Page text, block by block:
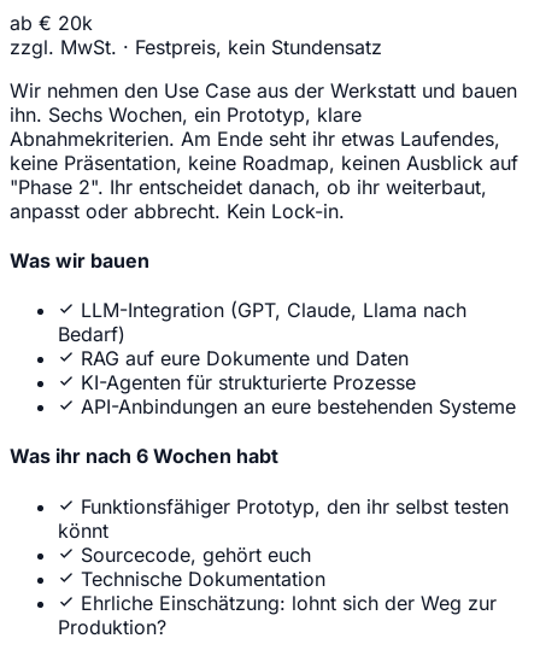
ab € 20k
zzgl. MwSt. · Festpreis, kein Stundensatz
Wir nehmen den Use Case aus der Werkstatt und bauen
ihn. Sechs Wochen, ein Prototyp, klare
Abnahmekriterien. Am Ende seht ihr etwas Laufendes,
keine Präsentation, keine Roadmap, keinen Ausblick auf
"Phase 2". Ihr entscheidet danach, ob ihr weiterbaut,
anpasst oder abbrecht. Kein Lock-in.
Was wir bauen
LLM-Integration (GPT, Claude, Llama nach
Bedarf)
RAG auf eure Dokumente und Daten
KI-Agenten für strukturierte Prozesse
API-Anbindungen an eure bestehenden Systeme
Was ihr nach 6 Wochen habt
Funktionsfähiger Prototyp, den ihr selbst testen
könnt
Sourcecode, gehört euch
Technische Dokumentation
Ehrliche Einschätzung: lohnt sich der Weg zur
Produktion?